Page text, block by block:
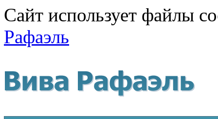
Сайт использует файлы
Рафаэль